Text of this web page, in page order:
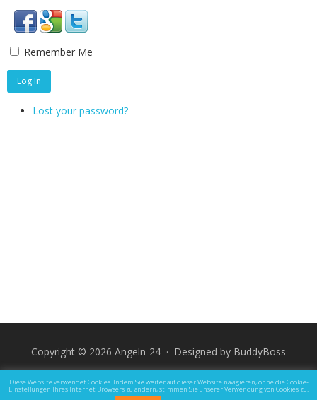
Remember Me
Log In
Lost your password?
Copyright © 2026 Angeln-24 · Designed by BuddyBoss
Impressum Datenschutz und Rechtliche Hinweise
Diese Website verwendet Cookies. Indem Sie weiter auf dieser Website navigieren, ohne die Cookie-
Einstellungen Ihres Internet Browsers zu ändern, stimmen Sie unserer Verwendung von Cookies zu.